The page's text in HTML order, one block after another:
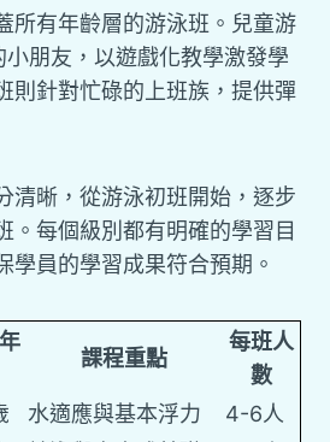
所有年齡層的游泳班。兒童游
朋友，以遊戲化教學激發學
則針對忙碌的上班族，提供彈
清晰，從游泳初班開始，逐步
。每個級別都有明確的學習目
學員的學習成果符合預期。
課程重點
每班人
數
水適應與基本浮力
4-6人